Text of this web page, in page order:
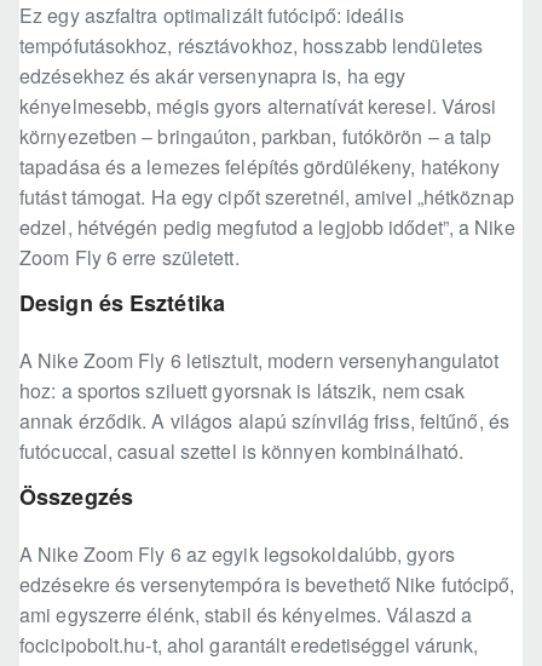
Ez egy aszfaltra optimalizált futócipő: ideális
tempófutásokhoz, résztávokhoz, hosszabb lendületes
edzésekhez és akár versenynapra is, ha egy
kényelmesebb, mégis gyors alternatívát keresel. Városi
környezetben – bringaúton, parkban, futókörön – a talp
tapadása és a lemezes felépítés gördülékeny, hatékony
futást támogat. Ha egy cipőt szeretnél, amivel „hétköznap
edzel, hétvégén pedig megfutod a legjobb idődet”, a Nike
Zoom Fly 6 erre született.
Design és Esztétika
A Nike Zoom Fly 6 letisztult, modern versenyhangulatot
hoz: a sportos sziluett gyorsnak is látszik, nem csak
annak érződik. A világos alapú színvilág friss, feltűnő, és
futócuccal, casual szettel is könnyen kombinálható.
Összegzés
A Nike Zoom Fly 6 az egyik legsokoldalúbb, gyors
edzésekre és versenytempóra is bevethető Nike futócipő,
ami egyszerre élénk, stabil és kényelmes. Válaszd a
focicipobolt.hu-t, ahol garantált eredetiséggel várunk,